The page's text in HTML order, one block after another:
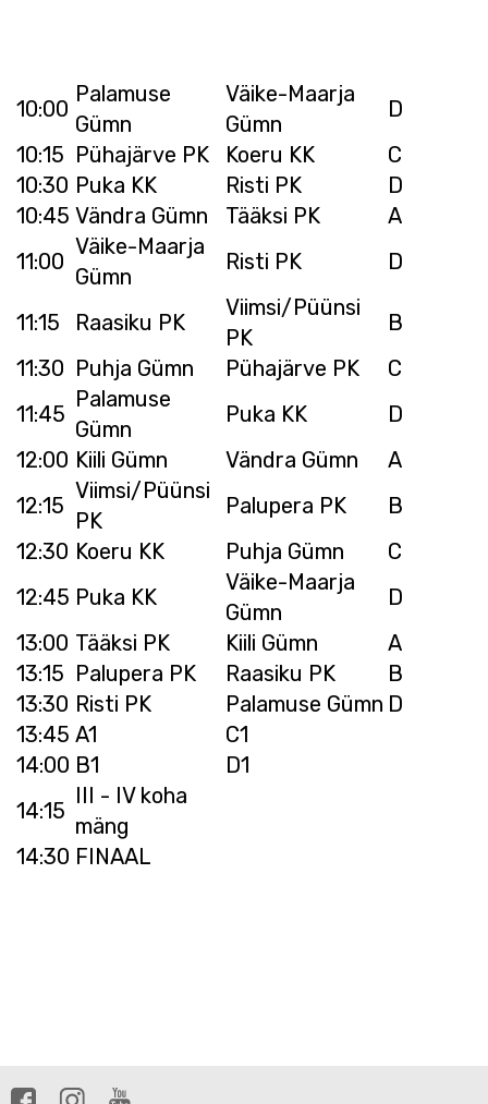
10:00
Palamuse
Gümn
Väike-Maarja
Gümn
D
10:15 Pühajärve PK Koeru KK
C
10:30 Puka KK Risti PK
D
10:45 Vändra Gümn Tääksi PK
A
11:00
Väike-Maarja
Gümn
Risti PK D
11:15 Raasiku PK
Viimsi/Püünsi
PK
B
11:30 Puhja Gümn Pühajärve PK
C
11:45
Palamuse
Gümn
Puka KK
D
12:00 Kiili Gümn Vändra Gümn
A
12:15
Viimsi/Püünsi
PK
Palupera PK
B
12:30 Koeru KK Puhja Gümn
C
12:45 Puka KK
Väike-Maarja
Gümn
D
13:00 Tääksi PK Kiili Gümn
A
13:15 Palupera PK Raasiku PK
B
13:30 Risti PK Palamuse Gümn D
13:45 A1
C1
14:00 B1
D1
14:15
III - IV koha
mäng
14:30 FINAAL